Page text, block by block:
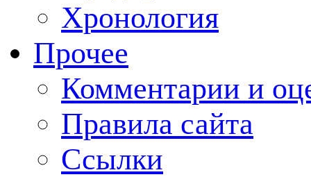
Хронология
Прочее
Комментарии и
Правила сайта
Ссылки